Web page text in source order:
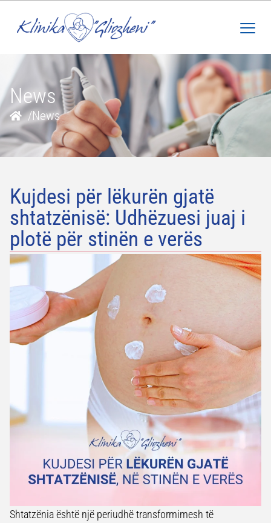
News
/News
Kujdesi për lëkurën gjatë
shtatzënisë: Udhëzuesi juaj i
plotë për stinën e verës
Shtatzënia është një periudhë transformimesh të